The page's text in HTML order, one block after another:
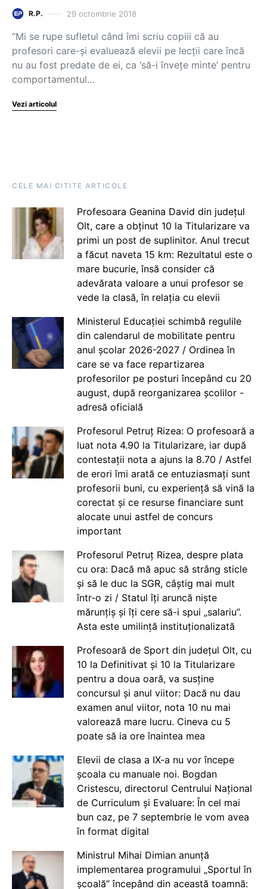
R.P. 29 octombrie 2018
“Mi se rupe sufletul când îmi scriu copiii că au
profesori care-și evaluează elevii pe lecții care încă
nu au fost predate de ei, ca ‘să-i învețe minte’ pentru
comportamentul…
Vezi articolul
CELE MAI CITITE ARTICOLE
Profesoara Geanina David din județul
Olt, care a obținut 10 la Titularizare va
primi un post de suplinitor. Anul trecut
a făcut naveta 15 km: Rezultatul este o
mare bucurie, însă consider că
adevărata valoare a unui profesor se
vede la clasă, în relația cu elevii
Ministerul Educației schimbă regulile
din calendarul de mobilitate pentru
anul școlar 2026-2027 / Ordinea în
care se va face repartizarea
profesorilor pe posturi începând cu 20
august, după reorganizarea școlilor -
adresă oficială
Profesorul Petruț Rizea: O profesoară a
luat nota 4.90 la Titularizare, iar după
contestații nota a ajuns la 8.70 / Astfel
de erori îmi arată ce entuziasmați sunt
profesorii buni, cu experiență să vină la
corectat și ce resurse financiare sunt
alocate unui astfel de concurs
important
Profesorul Petruț Rizea, despre plata
cu ora: Dacă mă apuc să strâng sticle
și să le duc la SGR, câștig mai mult
într-o zi / Statul îți aruncă niște
mărunțiș și îți cere să-i spui „salariu”.
Asta este umilință instituționalizată
Profesoară de Sport din județul Olt, cu
10 la Definitivat și 10 la Titularizare
pentru a doua oară, va susține
concursul și anul viitor: Dacă nu dau
examen anul viitor, nota 10 nu mai
valorează mare lucru. Cineva cu 5
poate să ia ore înaintea mea
Elevii de clasa a IX-a nu vor începe
școala cu manuale noi. Bogdan
Cristescu, directorul Centrului Național
de Curriculum și Evaluare: În cel mai
bun caz, pe 7 septembrie le vom avea
în format digital
Ministrul Mihai Dimian anunță
implementarea programului „Sportul în
școală” începând din această toamnă: